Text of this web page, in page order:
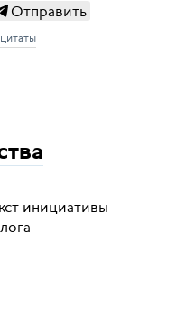
Отправить
цитаты
инициативы